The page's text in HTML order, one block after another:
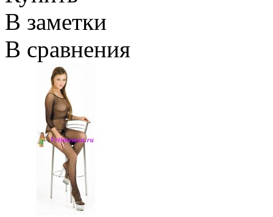
В заметки
В сравнения